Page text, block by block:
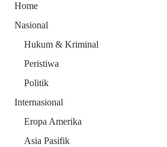
Home
Nasional
Hukum & Kriminal
Peristiwa
Politik
Internasional
Eropa Amerika
Asia Pasifik